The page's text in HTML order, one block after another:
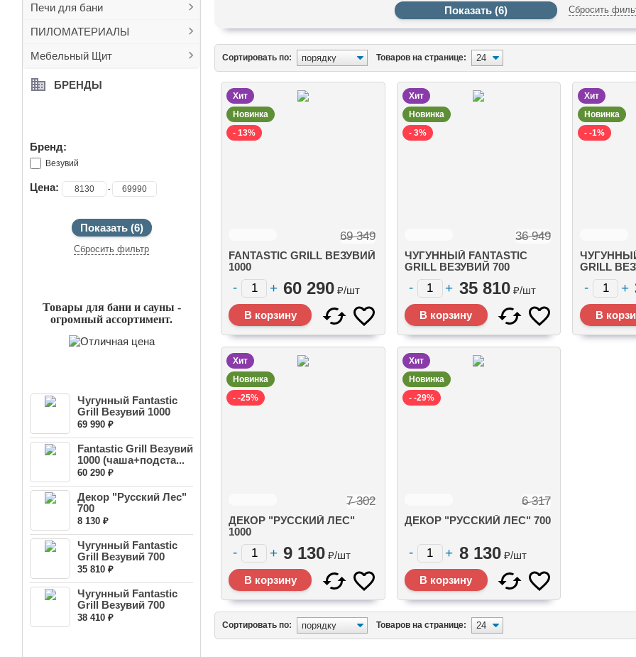
Печи для бани
ПИЛОМАТЕРИАЛЫ
Мебельный Щит
БРЕНДЫ
Бренд:
Везувий
Цена: -
Сбросить фильтр
Товары для бани и сауны -
огромный ассортимент.
Чугунный Fantastic
Grill Везувий 1000
Пре...
69 990 ₽
Fantastic Grill Везувий
1000 (чаша+подста...
60 290 ₽
Декор "Русский Лес"
700
8 130 ₽
Чугунный Fantastic
Grill Везувий 700
(чаш...
35 810 ₽
Чугунный Fantastic
Grill Везувий 700
Прес...
38 410 ₽
Сбросить
Сортировать по: Товаров на странице:
Хит
Новинка
- 13%
FANTASTIC GRILL ВЕЗУВИЙ
1000
(ЧАША+ПОДСТАВКА+ПЛИТ
А+РЕШЕТКА ЧУГУННАЯ
"СТЕЙК" 450ММ+КРЫШКА)
69 349
60 290 ₽/шт
Хит
Новинка
- 3%
ЧУГУННЫЙ FANTASTIC
GRILL ВЕЗУВИЙ 700
(ЧАША+ПОДСТАВКА+ПЛИТ
А GURMAN 700+КРЫШКА)
36 949
35 810 ₽/шт
Хит
Новинка
- -1%
GRILL
ПРЕСТИЖ
Хит
Новинка
- -25%
ДЕКОР "РУССКИЙ ЛЕС"
1000
7 302
9 130 ₽/шт
Хит
Новинка
- -29%
ДЕКОР "РУССКИЙ ЛЕС" 700
6 317
8 130 ₽/шт
Сортировать по: Товаров на странице: